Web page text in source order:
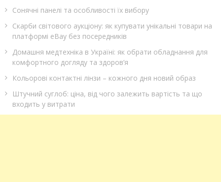
Сонячні панелі та особливості їх вибору
Скарби світового аукціону: як купувати унікальні товари на
платформі eBay без посередників
Домашня медтехніка в Україні: як обрати обладнання для
комфортного догляду та здоров’я
Кольорові контактні лінзи – кожного дня новий образ
Штучний суглоб: ціна, від чого залежить вартість та що
входить у витрати